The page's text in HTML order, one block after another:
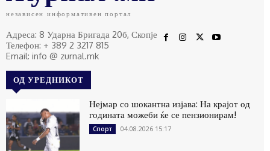
независен информативен портал
Адреса: 8 Ударна Бригада 20б, Скопје
Телефон: + 389 2 3217 815
Email: info @ zurnal.mk
ОД УРЕДНИКОТ
Нејмар со шокантна изјава: На крајот од
годината можеби ќе се пензионирам!
Спорт 04.08.2026 15:17